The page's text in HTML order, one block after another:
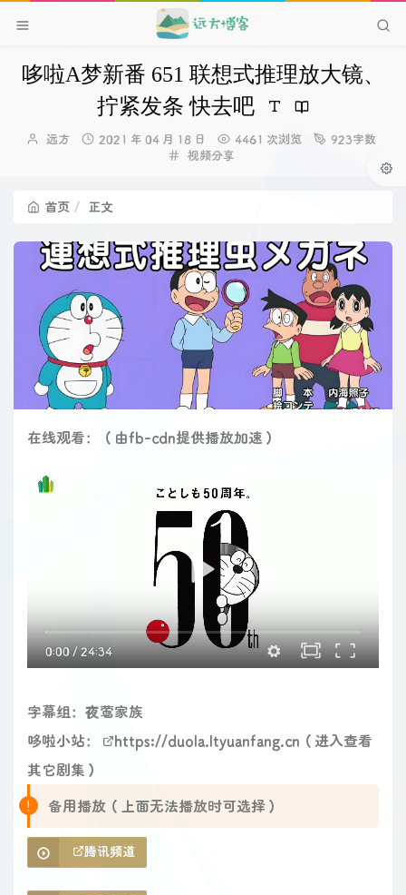
哆啦A梦新番 651 联想式推理放大镜、
拧紧发条 快去吧
博
远方
发
2021 年 04 月 18 日 4461 次浏览
923字数
分
视频分享
首页 正文
在线观看：（由fb-cdn提供播放加速）
0:00/24:34
字幕组：夜莺家族
哆啦小站：
https://duola.ltyuanfang.cn （进入查看
其它剧集）
备用播放（上面无法播放时可选择）
腾讯频道